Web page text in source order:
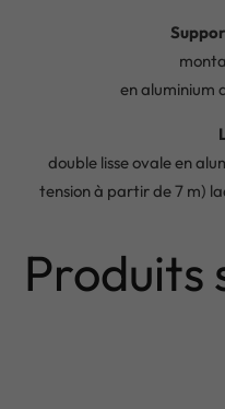
en aluminium
double lisse ovale en
tension à partir de 7 m)
Produits